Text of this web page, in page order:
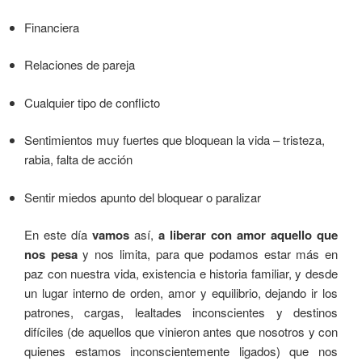
Financiera
Relaciones de pareja
Cualquier tipo de conflicto
Sentimientos muy fuertes que bloquean la vida – tristeza,
rabia, falta de acción
Sentir miedos apunto del bloquear o paralizar
En este día vamos así, a liberar con amor aquello que
nos pesay nos limita, para que podamos estar más en
paz con nuestra vida, existencia e historia familiar, y desde
un lugar interno de orden, amor y equilibrio, dejando ir los
patrones, cargas, lealtades inconscientes y destinos
difíciles (de aquellos que vinieron antes que nosotros y con
quienes estamos inconscientemente ligados) que nos